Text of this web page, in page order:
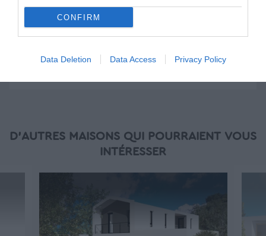
CONFIRM
Data Deletion Data Access Privacy Policy
À partir de
233 000€ TTC
Je la veux !
D'AUTRES MAISONS QUI POURRAIENT VOUS
INTÉRESSER